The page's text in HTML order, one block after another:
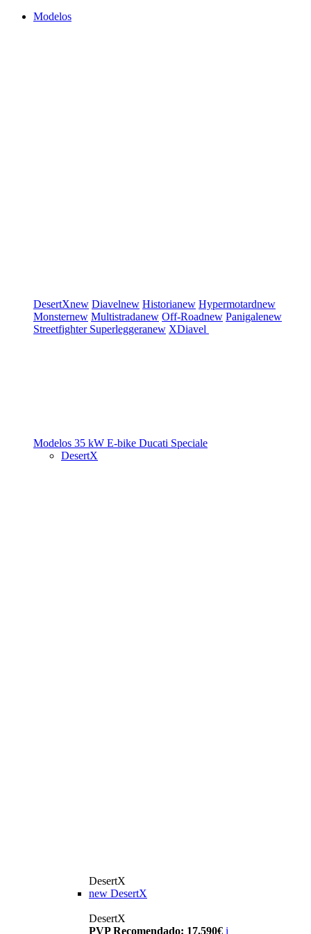
Modelos
DesertXnew Diavelnew Historianew Hypermotardnew
Monsternew Multistradanew Off-Roadnew Panigalenew
Streetfighter Superleggeranew XDiavel
Modelos 35 kW E-bike Ducati Speciale
DesertX
DesertX
new DesertX
DesertX
PVP Recomendado: 17.590€ i